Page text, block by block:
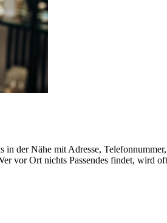
der Nähe mit Adresse,
vor Ort nichts Passendes findet, wird